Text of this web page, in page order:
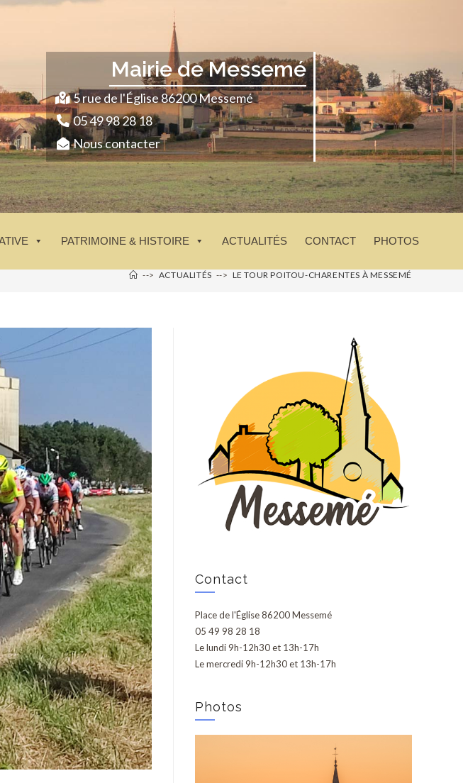
Mairie de Messemé
5 rue de l'Église 86200 Messemé
05 49 98 28 18
Nous contacter
PATRIMOINE & HISTOIRE ACTUALITÉS CONTACT PHOTOS
--> ACTUALITÉS --> LE TOUR POITOU-CHARENTES À MESSEMÉ
Contact
Place de l'Église 86200 Messemé
05 49 98 28 18
Le lundi 9h-12h30 et 13h-17h
Le mercredi 9h-12h30 et 13h-17h
Photos